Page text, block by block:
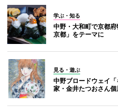
学ぶ・知る
中野・大和町で京都
京都」をテーマに
見る・遊ぶ
中野ブロードウェイ
家・金井たつおさん個